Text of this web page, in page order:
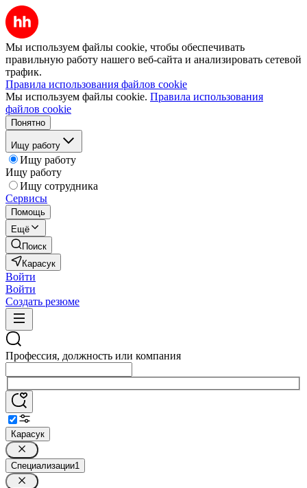
Мы используем файлы cookie, чтобы обеспечивать
правильную работу нашего веб-сайта и анализировать сетевой
трафик.
Правила использования файлов cookie
Мы используем файлы cookie. Правила использования
файлов cookie
Понятно
Ищу работу
Ищу работу
Ищу работу
Ищу сотрудника
Сервисы
Помощь
Ещё
Поиск
Карасук
Войти
Войти
Создать резюме
Профессия, должность или компания
Карасук
Специализации1